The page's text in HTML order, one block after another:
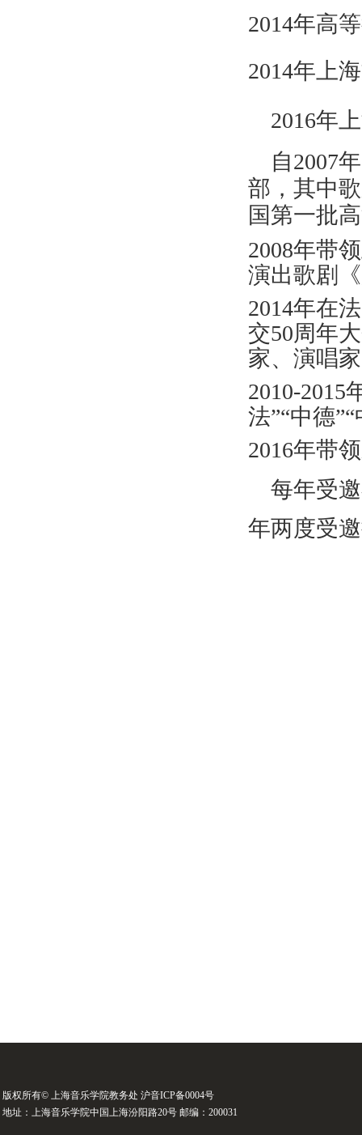
2014年高
2014年上
2016年
自2007
部，其中
国第一批
2008年带
演出歌剧
2014年在
交50周年
家、演唱
2010-2015
法”“中德
2016年带
每年受邀
年两度受
版权所有© 上海音乐学院教务处 沪音ICP备0004号
地址：上海音乐学院中国上海汾阳路20号 邮编：200031